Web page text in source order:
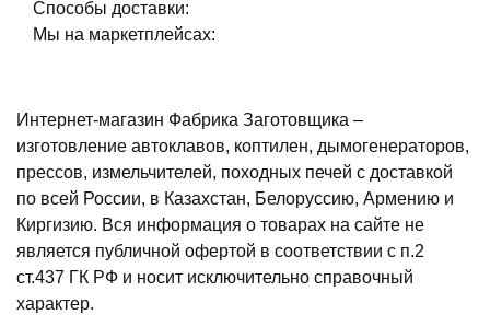
Способы доставки:
Мы на маркетплейсах:
Интернет-магазин Фабрика Заготовщика –
изготовление автоклавов, коптилен, дымогенераторов,
прессов, измельчителей, походных печей с доставкой
по всей России, в Казахстан, Белоруссию, Армению и
Киргизию. Вся информация о товарах на сайте не
является публичной офертой в соответствии с п.2
ст.437 ГК РФ и носит исключительно справочный
характер.